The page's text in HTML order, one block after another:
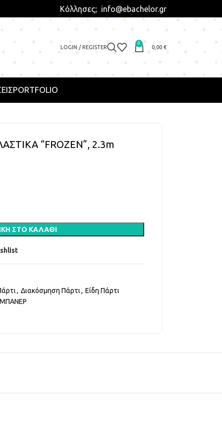
Κόλλησες; info@ebachelor.gr
LOGIN / REGISTER
0
0,00 €
PORTFOLIO
“FROZEN”, 2.3m
ΣΤΟ ΚΑΛΆΘΙ
, Διακόσμηση Πάρτι, Είδη Πάρτι
ΜΠΑΝΕΡ